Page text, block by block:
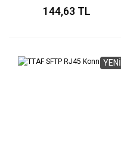
144,63 TL
YENİ